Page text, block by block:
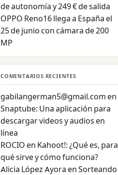
de autonomía y 249 € de salida
OPPO Reno16 llega a España el
25 de junio con cámara de 200
MP
COMENTARIOS RECIENTES
gabilangerman5@gmail.com en
Snaptube: Una aplicación para
descargar videos y audios en
línea
ROCIO en Kahoot!: ¿Qué es, para
qué sirve y cómo funciona?
Alicia López Ayora en Sorteando